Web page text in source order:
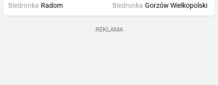
Biedronka Radom
Biedronka Gorzów Wielkopolski
REKLAMA